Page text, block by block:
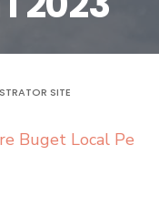
SITE
Buget Local Pe